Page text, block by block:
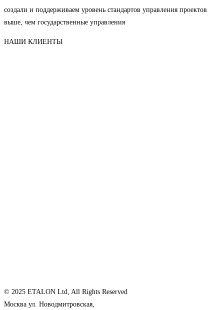
создали и поддерживаем уровень стандартов управления проектов
выше, чем государственные управления
НАШИ КЛИЕНТЫ
© 2025 ETALON Ltd, All Rights Reserved
Москва ул. Новодмитровская,